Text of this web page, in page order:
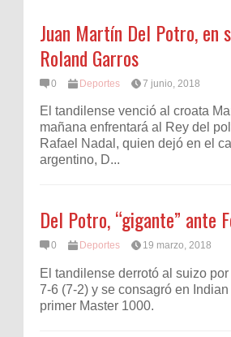
Juan Martín Del Potro, en
Roland Garros
0 Deportes 7 junio, 2018
El tandilense venció al croata
mañana enfrentará al Rey del
Rafael Nadal, quien dejó en el
argentino, D...
Del Potro, “gigante” ante
0 Deportes 19 marzo, 2018
El tandilense derrotó al suizo
7-6 (7-2) y se consagró en
primer Master 1000.